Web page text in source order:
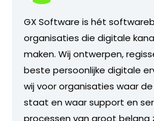
GX Software is hét
organisaties die digitale
maken. Wij ontwerpen,
beste persoonlijke digitale
wij voor organisaties waar
staat en waar support en
processen van groot belang